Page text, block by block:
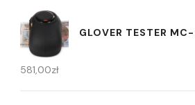
GLOVER TESTER
581,00zł